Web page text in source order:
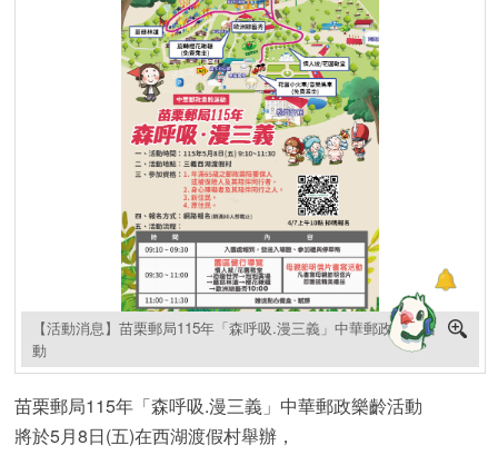
【活動消息】苗栗郵局115年「森呼吸.漫三義」中華郵政樂齡活
動
苗栗郵局115年「森呼吸.漫三義」中華郵政樂齡活動
將於5月8日(五)在西湖渡假村舉辦，